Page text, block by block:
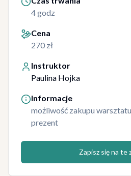
4 godz
Cena
270 zł
Instruktor
Paulina Hojka
Informacje
możliwość zakupu
prezent
Zapisz się na te